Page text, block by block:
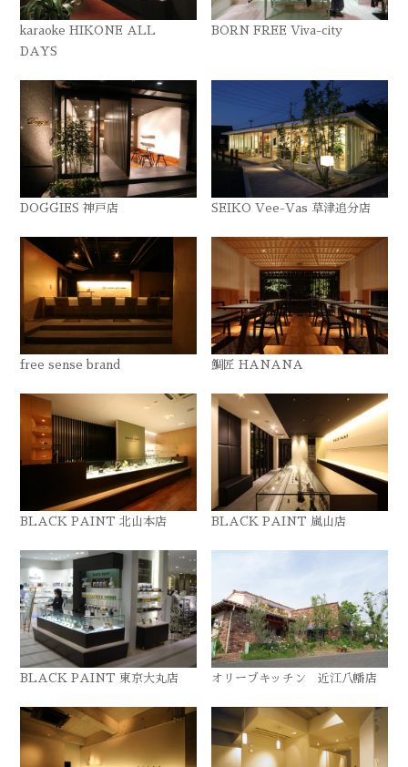
karaoke HIKONE ALL
DAYS
BORN FREE Viva-city
DOGGIES 神戸店 SEIKO Vee-Vas 草津追分店
free sense brand 鯛匠 HANANA
BLACK PAINT 北山本店 BLACK PAINT 嵐山店
BLACK PAINT 東京大丸店 オリーブキッチン 近江八幡店